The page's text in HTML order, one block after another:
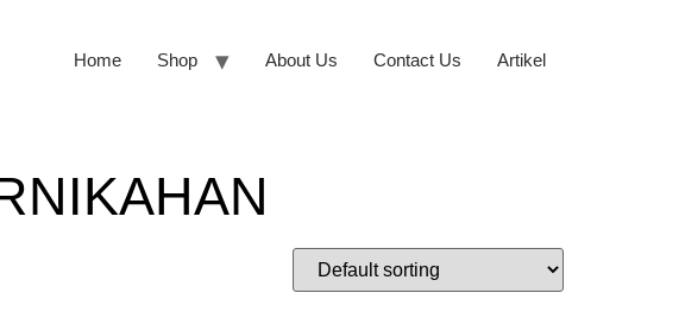
Home Shop About Us Contact Us Artikel